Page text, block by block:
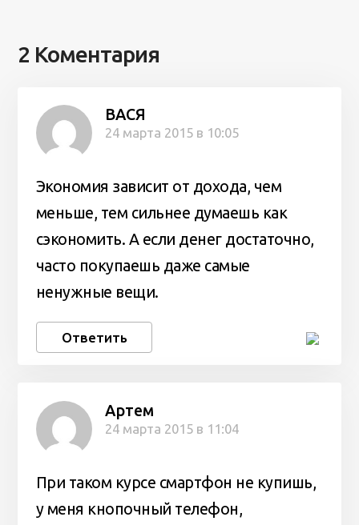
2 Коментария
ВАСЯ
24 марта 2015 в 10:05
Экономия зависит от дохода, чем
меньше, тем сильнее думаешь как
сэкономить. А если денег достаточно,
часто покупаешь даже самые
ненужные вещи.
Ответить
Артем
24 марта 2015 в 11:04
При таком курсе смартфон не купишь,
у меня кнопочный телефон,